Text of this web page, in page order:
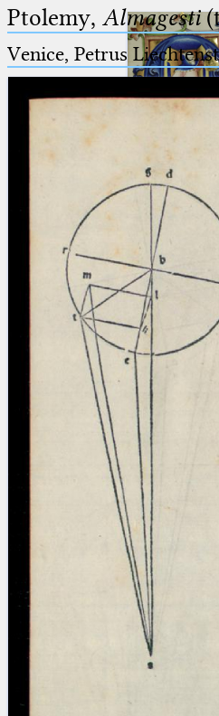
Arabus et
(the underscore) is the
for exactly one character.
(the percent sign) is the
placeholder for no, one or more
than one character.
(two percent signs) is the
placeholder for no, one or more
than one character, but not for
blank space (so that a search
at word boundaries).
Arabic
Arabic
Latin
Latin
Latin Early
Ptolemy, Almagesti
Venice, Petrus